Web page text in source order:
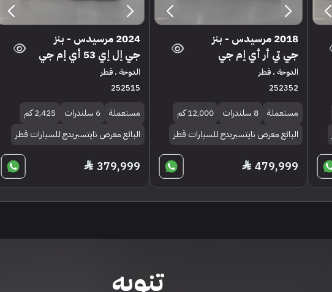
2018 مرسيدس - بنز
جي تي أر أي إم جي
الدوحة ، قطر
252352
مستعملة 8 سلندرات
12,000 كم
البائع معرض نايتسبريدج للسيارات قطر
479,999
2024 مرسيدس - بنز
جي إل إي 53 أي إم جي
الدوحة ، قطر
252515
مستعملة 6 سلندرات
2,425 كم
البائع معرض نايتسبريدج للسيارات قطر
379,999
تنويه